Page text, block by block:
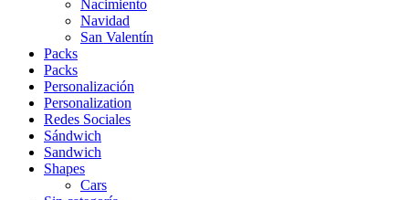
Nacimiento
Navidad
San Valentín
Packs
Packs
Personalización
Personalization
Redes Sociales
Sándwich
Sandwich
Shapes
Cars